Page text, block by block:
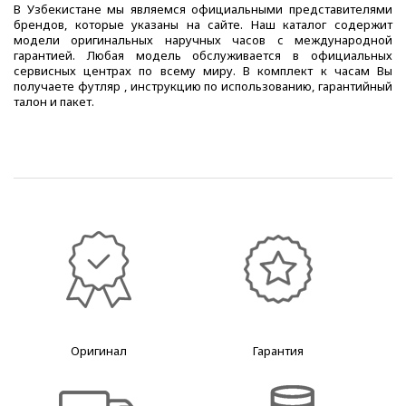
В Узбекистане мы являемся официальными представителями
брендов, которые указаны на сайте. Наш каталог содержит
модели оригинальных наручных часов с международной
гарантией. Любая модель обслуживается в официальных
сервисных центрах по всему миру. В комплект к часам Вы
получаете футляр , инструкцию по использованию, гарантийный
талон и пакет.
Оригинал Гарантия